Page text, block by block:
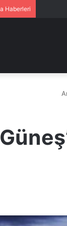
Haberleri